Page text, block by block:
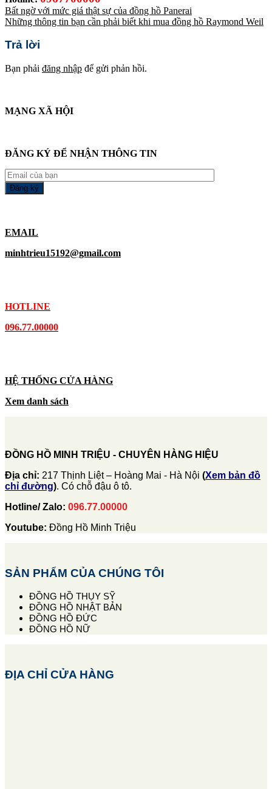
Bất ngờ với mức giá thật sự của đồng hồ Panerai
Những thông tin bạn cần phải biết khi mua đồng hồ Raymond Weil
Trả lời
Bạn phải đăng nhập để gửi phản hồi.
MẠNG XÃ HỘI
ĐĂNG KÝ ĐỂ NHẬN THÔNG TIN
EMAIL
minhtrieu15192@gmail.com
HOTLINE
096.77.00000
HỆ THỐNG CỬA HÀNG
Xem danh sách
ĐỒNG HỒ MINH TRIỆU - CHUYÊN HÀNG HIỆU
Địa chỉ: 217 Thịnh Liệt – Hoàng Mai - Hà Nội (Xem bản đồ
chỉ đường). Có chỗ đậu ô tô.
Hotline/ Zalo: 096.77.00000
Youtube: Đồng Hồ Minh Triệu
SẢN PHẨM CỦA CHÚNG TÔI
ĐỒNG HỒ THỤY SỸ
ĐỒNG HỒ NHẬT BẢN
ĐỒNG HỒ ĐỨC
ĐỒNG HỒ NỮ
ĐỊA CHỈ CỬA HÀNG